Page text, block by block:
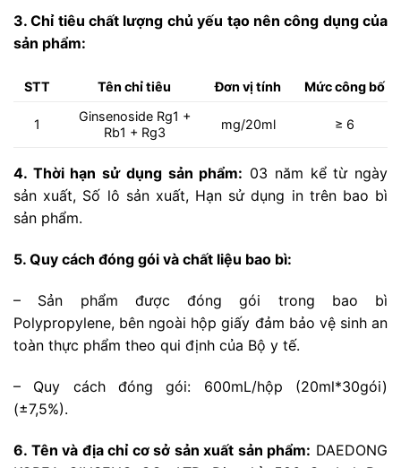
3. Chỉ tiêu chất lượng chủ yếu tạo nên công dụng của
sản phẩm:
STT Tên chỉ tiêu Đơn vị tính Mức công bố
1
Ginsenoside Rg1 +
Rb1 + Rg3
mg/20ml ≥ 6
4. Thời hạn sử dụng sản phẩm: 03 năm kể từ ngày
sản xuất, Số lô sản xuất, Hạn sử dụng in trên bao bì
sản phẩm.
5. Quy cách đóng gói và chất liệu bao bì:
– Sản phẩm được đóng gói trong bao bì
Polypropylene, bên ngoài hộp giấy đảm bảo vệ sinh an
toàn thực phẩm theo qui định của Bộ y tế.
– Quy cách đóng gói: 600mL/hộp (20ml*30gói)
(±7,5%).
6. Tên và địa chỉ cơ sở sản xuất sản phẩm: DAEDONG